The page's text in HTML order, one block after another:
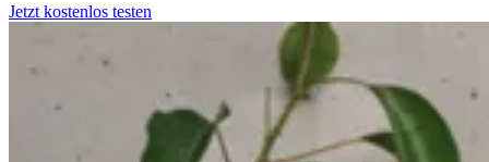
Jetzt kostenlos testen